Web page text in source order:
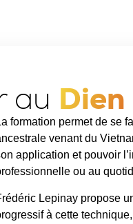
au
formation permet de se
venant du
application et pouvoir
ou au
Lepinay propose
à cette